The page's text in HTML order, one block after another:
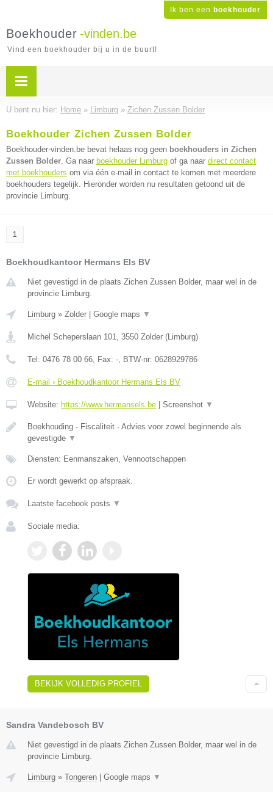
Ik ben een boekhouder
Boekhouder -vinden.be
Vind een boekhouder bij u in de buurt!
U bent nu hier: Home » Limburg » Zichen Zussen Bolder
Boekhouder Zichen Zussen Bolder
Boekhouder-vinden.be bevat helaas nog geen boekhouders in Zichen
Zussen Bolder. Ga naar boekhouder Limburg of ga naar direct contact
met boekhouders om via één e-mail in contact te komen met meerdere
boekhouders tegelijk. Hieronder worden nu resultaten getoond uit de
provincie Limburg.
1
Boekhoudkantoor Hermans Els BV
Niet gevestigd in de plaats Zichen Zussen Bolder, maar wel in de
provincie Limburg.
Limburg » Zolder Google maps ▼
Michel Scheperslaan 101, 3550 Zolder (Limburg)
Tel: 0476 78 00 66, Fax: -, BTW-nr: 0628929786
E-mail › Boekhoudkantoor Hermans Els BV
Website: https://www.hermansels.be Screenshot ▼
Boekhouding - Fiscaliteit - Advies voor zowel beginnende als
gevestigde ▼
Diensten: Eenmanszaken, Vennootschappen
Er wordt gewerkt op afspraak.
Laatste facebook posts ▼
Sociale media:
BEKIJK VOLLEDIG PROFIEL
Sandra Vandebosch BV
Niet gevestigd in de plaats Zichen Zussen Bolder, maar wel in de
provincie Limburg.
Limburg » Tongeren Google maps ▼